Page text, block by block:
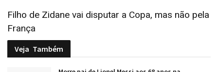
Filho de Zidane vai disputar a Copa, mas não pela
França
Veja Também